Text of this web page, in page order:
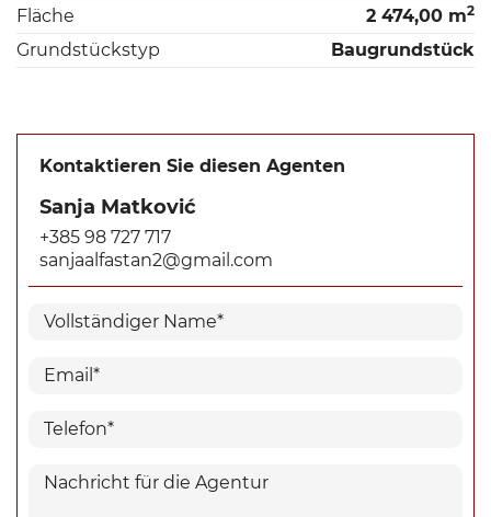
Fläche
2 474,00 m2
Grundstückstyp Baugrundstück
Kontaktieren Sie diesen Agenten
Sanja Matković
+385 98 727 717
sanjaalfastan2@gmail.com